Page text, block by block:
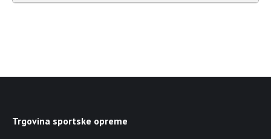
Trgovina sportske opreme